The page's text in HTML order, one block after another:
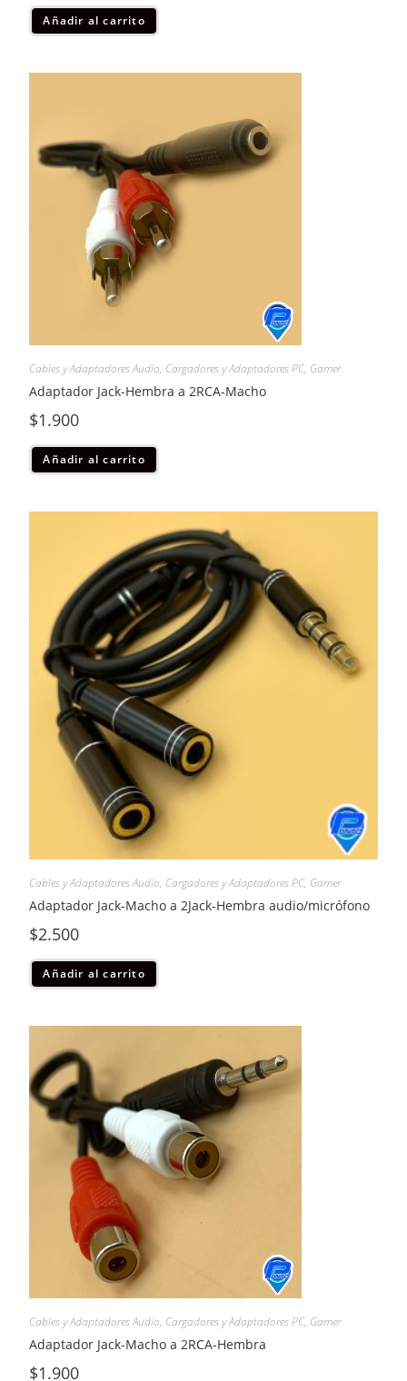
Añadir al carrito
Cables y Adaptadores Audio, Cargadores y Adaptadores PC, Gamer
Adaptador Jack-Hembra a 2RCA-Macho
$1.900
Añadir al carrito
Cables y Adaptadores Audio, Cargadores y Adaptadores PC, Gamer
Adaptador Jack-Macho a 2Jack-Hembra audio/micrófono
$2.500
Añadir al carrito
Cables y Adaptadores Audio, Cargadores y Adaptadores PC, Gamer
Adaptador Jack-Macho a 2RCA-Hembra
$1.900